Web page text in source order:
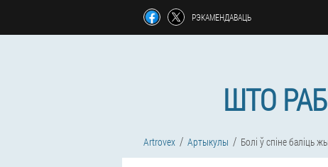
РЭКАМЕНДАВАЦЬ
ШТО
Artrovex Артыкулы Болі ў спіне баліць